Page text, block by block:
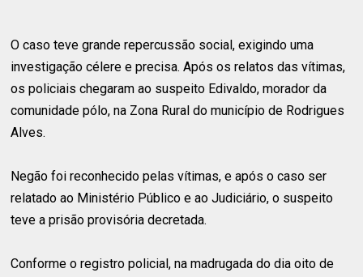
O caso teve grande repercussão social, exigindo uma
investigação célere e precisa. Após os relatos das vítimas,
os policiais chegaram ao suspeito Edivaldo, morador da
comunidade pólo, na Zona Rural do município de Rodrigues
Alves.
Negão foi reconhecido pelas vítimas, e após o caso ser
relatado ao Ministério Público e ao Judiciário, o suspeito
teve a prisão provisória decretada.
Conforme o registro policial, na madrugada do dia oito de